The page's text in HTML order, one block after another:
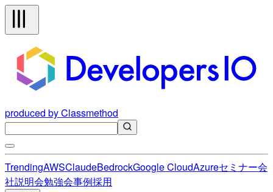
produced by Classmethod
TrendingAWSClaudeBedrockGoogle CloudAzureセミナー会
社説明会勉強会事例採用